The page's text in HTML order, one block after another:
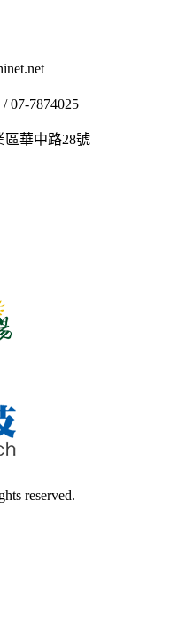
07-7874025
區華中路28號
reserved.